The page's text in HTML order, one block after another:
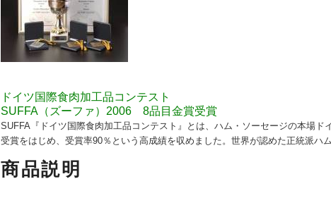
ドイツ国際食肉加工品コンテスト
SUFFA（ズーファ）2006 8品目金賞受賞
SUFFA『ドイツ国際食肉加工品コンテスト』とは、ハム・ソーセージの本場
受賞をはじめ、受賞率90％という高成績を収めました。世界が認めた正統派ハ
商品説明